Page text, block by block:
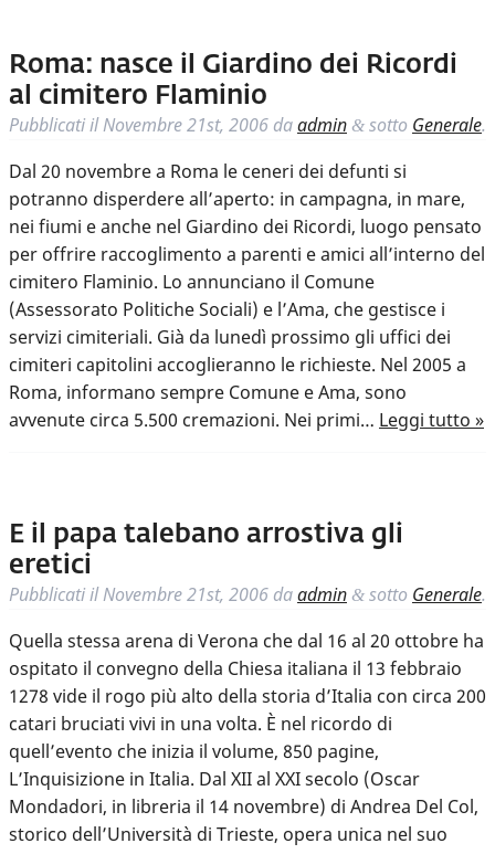
Roma: nasce il Giardino dei Ricordi
al cimitero Flaminio
Pubblicati ilNovembre 21st, 2006 daadmin & sotto Generale.
Dal 20 novembre a Roma le ceneri dei defunti si
potranno disperdere all’aperto: in campagna, in mare,
nei fiumi e anche nel Giardino dei Ricordi, luogo pensato
per offrire raccoglimento a parenti e amici all’interno del
cimitero Flaminio. Lo annunciano il Comune
(Assessorato Politiche Sociali) e l’Ama, che gestisce i
servizi cimiteriali. Già da lunedì prossimo gli uffici dei
cimiteri capitolini accoglieranno le richieste. Nel 2005 a
Roma, informano sempre Comune e Ama, sono
avvenute circa 5.500 cremazioni. Nei primi… Leggi tutto »
E il papa talebano arrostiva gli
eretici
Pubblicati ilNovembre 21st, 2006 daadmin & sotto Generale.
Quella stessa arena di Verona che dal 16 al 20 ottobre ha
ospitato il convegno della Chiesa italiana il 13 febbraio
1278 vide il rogo più alto della storia d’Italia con circa 200
catari bruciati vivi in una volta. È nel ricordo di
quell’evento che inizia il volume, 850 pagine,
L’Inquisizione in Italia. Dal XII al XXI secolo (Oscar
Mondadori, in libreria il 14 novembre) di Andrea Del Col,
storico dell’Università di Trieste, opera unica nel suo